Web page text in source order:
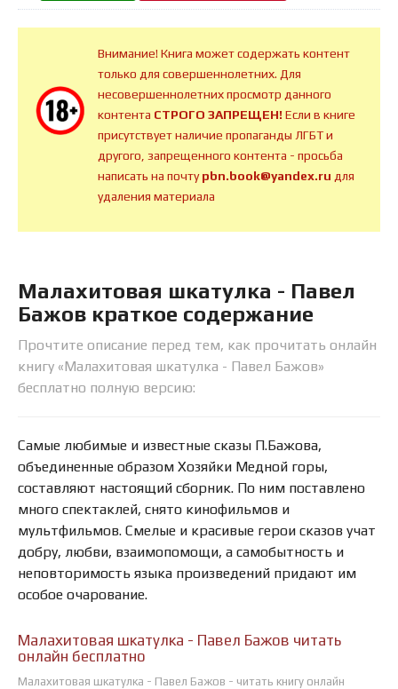
Внимание! Книга может содержать контент
только для совершеннолетних. Для
несовершеннолетних просмотр данного
контента СТРОГО ЗАПРЕЩЕН!Если в книге
присутствует наличие пропаганды ЛГБТ и
другого, запрещенного контента - просьба
написать на почтуpbn.book@yandex.ru для
удаления материала
Малахитовая шкатулка - Павел
Бажов краткое содержание
Прочтите описание перед тем, как прочитать онлайн
книгу «Малахитовая шкатулка - Павел Бажов»
бесплатно полную версию:
Самые любимые и известные сказы П.Бажова,
объединенные образом Хозяйки Медной горы,
составляют настоящий сборник. По ним поставлено
много спектаклей, снято кинофильмов и
мультфильмов. Смелые и красивые герои сказов учат
добру, любви, взаимопомощи, а самобытность и
неповторимость языка произведений придают им
особое очарование.
Малахитовая шкатулка - Павел Бажов читать
онлайн бесплатно
Малахитовая шкатулка - Павел Бажов - читать книгу онлайн